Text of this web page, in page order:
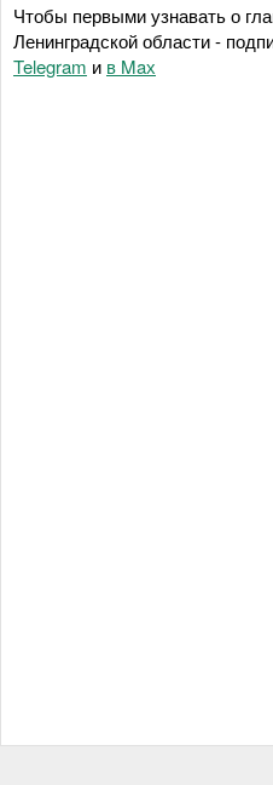
Чтобы первыми узнавать о
Ленинградской области -
Telegram и в Maх